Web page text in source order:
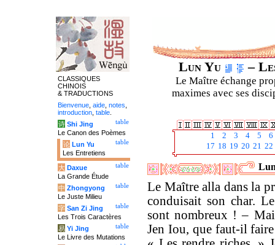
Lun Yu –
Le Maître échange
maximes avec ses
1 2 3 4 5
6
17 18 19 20 21 22
Le Maître alla dans la
conduisait son char.
sont nombreux ! –
Jen Iou, que faut-il
CLASSIQUES
CHINOIS
& TRADUCTIONS
Bienvenue aide notes
introduction table
table
诗 Shi Jing
Le Canon des Poèmes
table
论 Lun Yu
Les Entretiens
table
大 Daxue
La Grande Étude
table
中 Zhongyong
Le Juste Milieu
table
字 San Zi Jing
Les Trois Caractères
table
易 Yi Jing
Le Livre des Mutations